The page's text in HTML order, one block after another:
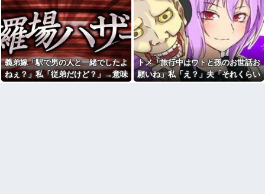
休日に甥っ子をアポなし託児
を押し付けてきた兄嫁！「テレ
ビでも見せといてw」と言うので
『Gガンダム』を一気見させた結
果……甥っ子が重度の中二病...
私「妊娠しました」義兄嫁
「その子は私が育てる！」→義
妹の子を育ててきた私にまさか
の要求をしてきて…
【結婚式当日に】義妹の不倫
を暴露した私。でも旦那が援助
したいと言い出して…ｗｗｗ
彼の母親と初めて食事した時
に彼母が「私ちゃんは結婚した
ら仕事辞める予定なんですって
ね」と言ってきた
「今思えばなんであんなに夢
中になったんやろ…」と思うコ
騒ぎになり…
くと…
義弟嫁「駅で男の人と一緒でしたよ
ねぇ？」私「従弟だけど？」→意味
トメ「旅行中はウトと孫のお世話お
願いね」私「え？」夫「それくらい